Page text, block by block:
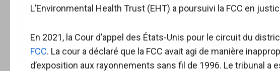
L’Environmental Health Trust (EHT) a poursuivi la FCC en
En 2021, la Cour d’appel des États-Unis pour le circuit du
FCC. La cour a déclaré que la FCC avait agi de manière
d’exposition aux rayonnements sans fil de 1996. Le tribunal a